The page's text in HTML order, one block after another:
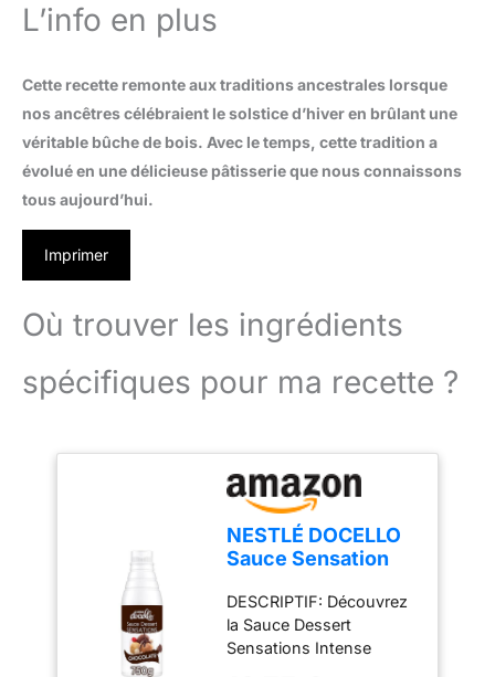
L’info en plus
Cette recette remonte aux traditions ancestrales lorsque
nos ancêtres célébraient le solstice d’hiver en brûlant une
véritable bûche de bois. Avec le temps, cette tradition a
évolué en une délicieuse pâtisserie que nous connaissons
tous aujourd’hui.
Imprimer
Où trouver les ingrédients
spécifiques pour ma recette ?
NESTLÉ DOCELLO
Sauce Sensation
Sauce Dessert
Chocolat Prête-à-
l'emploi - Cacao
DESCRIPTIF: Découvrez
la Sauce Dessert
Sensations Intense